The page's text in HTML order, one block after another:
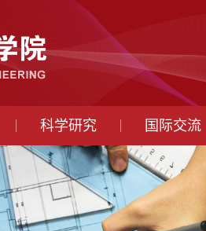
科学研究 国际交流